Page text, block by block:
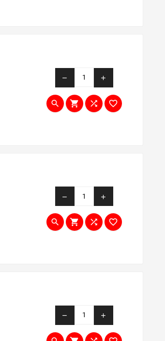
remove add
   
remove add
   
remove add